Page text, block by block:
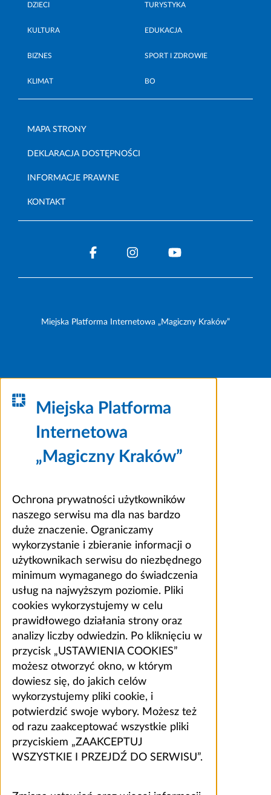
DZIECI TURYSTYKA
KULTURA EDUKACJA
BIZNES SPORT I ZDROWIE
KLIMAT BO
MAPA STRONY
DEKLARACJA DOSTĘPNOŚCI
INFORMACJE PRAWNE
KONTAKT
Miejska Platforma Internetowa „Magiczny Kraków”
Miejska Platforma
Internetowa
„Magiczny Kraków”
Ochrona prywatności użytkowników
naszego serwisu ma dla nas bardzo
duże znaczenie. Ograniczamy
wykorzystanie i zbieranie informacji o
użytkownikach serwisu do niezbędnego
minimum wymaganego do świadczenia
usług na najwyższym poziomie. Pliki
cookies wykorzystujemy w celu
prawidłowego działania strony oraz
analizy liczby odwiedzin. Po kliknięciu w
przycisk „USTAWIENIA COOKIES”
możesz otworzyć okno, w którym
dowiesz się, do jakich celów
wykorzystujemy pliki cookie, i
potwierdzić swoje wybory. Możesz też
od razu zaakceptować wszystkie pliki
przyciskiem „ZAAKCEPTUJ
WSZYSTKIE I PRZEJDŹ DO SERWISU”.